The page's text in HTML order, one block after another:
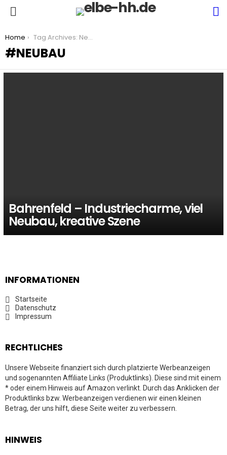
You are here:
Home Tag Archives: Neubau
NEUBAU
Bahrenfeld – Industriecharme, viel
Neubau, kreative Szene
INFORMATIONEN
Startseite
Datenschutz
Impressum
RECHTLICHES
Unsere Webseite finanziert sich durch platzierte Werbeanzeigen
und sogenannten Affiliate Links (Produktlinks). Diese sind mit einem
* oder einem Hinweis auf Amazon verlinkt. Durch das Anklicken der
Produktlinks bzw. Werbeanzeigen verdienen wir einen kleinen
Betrag, der uns hilft, diese Seite weiter zu verbessern.
HINWEIS